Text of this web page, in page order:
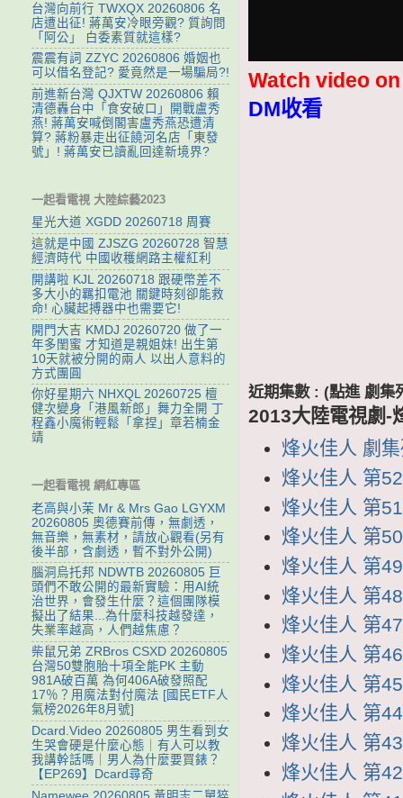
Watch video on
DM收看
近期集數 : (點進 劇集
2013大陸電視劇-
烽火佳人 劇
烽火佳人 第
烽火佳人 第
烽火佳人 第
烽火佳人 第
烽火佳人 第
烽火佳人 第
烽火佳人 第
烽火佳人 第
烽火佳人 第
烽火佳人 第
烽火佳人 第
台灣向前行 TWXQX 20260806 名
店遭出征! 蔣萬安冷眼旁觀? 質詢問
「阿公」 白委素質就這樣?
震震有詞 ZZYC 20260806 婚姻也
可以借名登記? 愛竟然是一場騙局?!
前進新台灣 QJXTW 20260806 賴
清德轟台中「食安破口」開戰盧秀
燕! 蔣萬安喊倒閣害盧秀燕恐遭清
算? 蔣粉暴走出征饒河名店「東發
號」! 蔣萬安已讀亂回達新境界?
一起看電視 大陸綜藝2023
星光大道 XGDD 20260718 周賽
這就是中國 ZJSZG 20260728 智慧
經濟時代 中國收穫網路主權紅利
開講啦 KJL 20260718 跟硬幣差不
多大小的羈扣電池 關鍵時刻卻能救
命! 心臟起搏器中也需要它!
開門大吉 KMDJ 20260720 做了一
年多閨蜜 才知道是親姐妹! 出生第
10天就被分開的兩人 以出人意料的
方式團圓
你好星期六 NHXQL 20260725 檀
健次變身「港風新郎」舞力全開 丁
程鑫小魔術輕鬆「拿捏」章若楠金
靖
一起看電視 網紅專區
老高與小茉 Mr & Mrs Gao LGYXM
20260805 奧德賽前傳，無劇透，
無音樂，無素材，請放心觀看(另有
後半部，含劇透，暫不對外公開)
腦洞烏托邦 NDWTB 20260805 巨
頭們不敢公開的最新實驗：用AI統
治世界，會發生什麼？這個團隊模
擬出了結果...為什麼科技越發達，
失業率越高，人們越焦慮？
柴鼠兄弟 ZRBros CSXD 20260805
台灣50雙胞胎十項全能PK 主動
981A破百萬 為何406A破發照配
17％？用魔法對付魔法 [國民ETF人
氣榜2026年8月號]
Dcard.Video 20260805 男生看到女
生哭會硬是什麼心態｜有人可以教
我講幹話嗎｜男人為什麼要買錶？
【EP269】Dcard尋奇